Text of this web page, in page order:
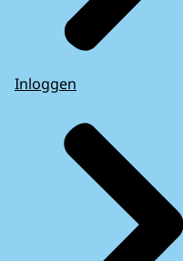
Inloggen